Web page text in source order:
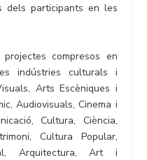
dels participants en les
projectes compresos en
indústries culturals i
Arts Escèniques i
Audiovisuals, Cinema i
Cultura, Ciència,
Cultura Popular,
Arquitectura, Art i